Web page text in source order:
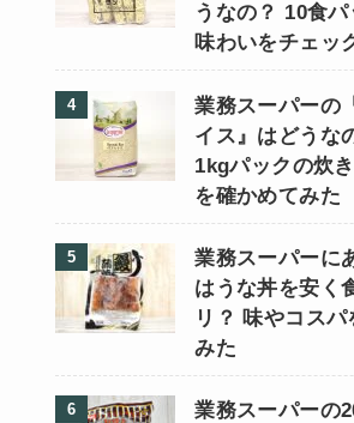
うなの？ 10食パ
味わいをチェッ
業務スーパーの
イス』はどうな
1kgパックの炊
を確かめてみた
業務スーパーに
はうな丼を安く
リ？ 味やコス
みた
業務スーパーの